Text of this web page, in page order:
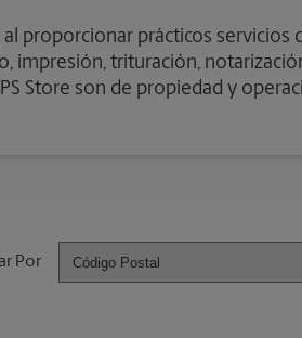
al proporcionar prácticos servicios
impresión, trituración,
Store son de propiedad y
Por